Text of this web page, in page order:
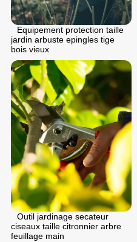
Equipement protection taille
jardin arbuste epingles tige
bois vieux
Outil jardinage secateur
ciseaux taille citronnier arbre
feuillage main